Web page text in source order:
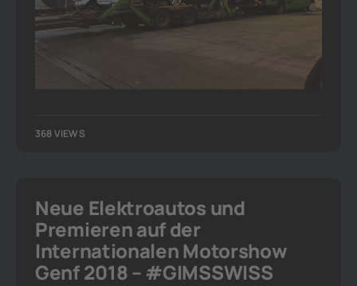
368 VIEWS
Neue Elektroautos und
Premieren auf der
Internationalen Motorshow
Genf 2018 – #GIMSSWISS